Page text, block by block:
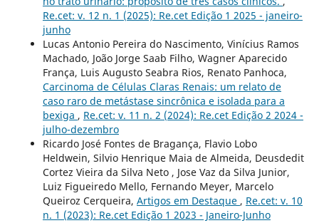
Re.cet: v. 12 n. 1 (2025): Re.cet Edição 1 2025 - janeiro-
junho
Lucas Antonio Pereira do Nascimento, Vinícius Ramos
Machado, João Jorge Saab Filho, Wagner Aparecido
França, Luis Augusto Seabra Rios, Renato Panhoca,
Carcinoma de Células Claras Renais: um relato de
caso raro de metástase sincrônica e isolada para a
bexiga , Re.cet: v. 11 n. 2 (2024): Re.cet Edição 2 2024 -
julho-dezembro
Ricardo José Fontes de Bragança, Flavio Lobo
Heldwein, Silvio Henrique Maia de Almeida, Deusdedit
Cortez Vieira da Silva Neto , Jose Vaz da Silva Junior,
Luiz Figueiredo Mello, Fernando Meyer, Marcelo
Queiroz Cerqueira, Artigos em Destaque , Re.cet: v. 10
n. 1 (2023): Re.cet Edição 1 2023 - Janeiro-Junho